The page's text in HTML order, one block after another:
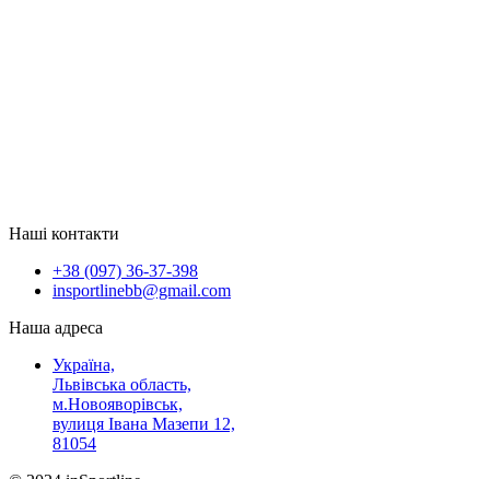
Наші контакти
+38 (097) 36-37-398
insportlinebb@gmail.com
Наша адреса
Україна,
Львівська область,
м.Новояворівськ,
вулиця Івана Мазепи 12,
81054